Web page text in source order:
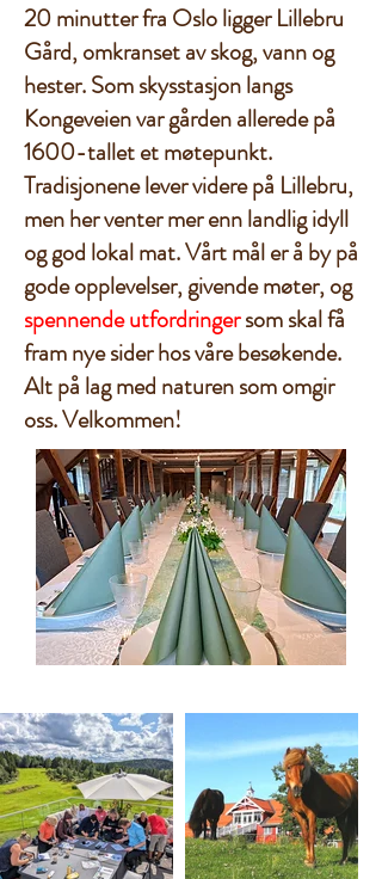
20 minutter fra Oslo ligger Lillebru
Gård, omkranset av skog, vann og
hester. Som skysstasjon langs
Kongeveien var gården allerede på
1600-tallet et møtepunkt.
Tradisjonene lever videre på Lillebru,
men her venter mer enn landlig idyll
og god lokal mat. Vårt mål er å by på
gode opplevelser, givende møter, og
spennendeutfordringersom skal få
fram nye sider hos våre besøkende.
Alt på lag med naturen som omgir
oss. Velkommen!